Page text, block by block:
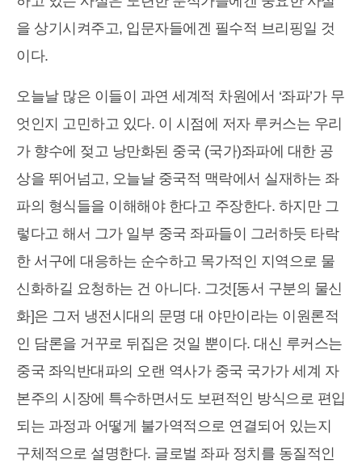
을 상기시켜주고, 입문자들에겐 필수적 브리핑일 것
이다.
오늘날 많은 이들이 과연 세계적 차원에서 ‘좌파’가 무
엇인지 고민하고 있다. 이 시점에 저자 루커스는 우리
가 향수에 젖고 낭만화된 중국 (국가)좌파에 대한 공
상을 뛰어넘고, 오늘날 중국적 맥락에서 실재하는 좌
파의 형식들을 이해해야 한다고 주장한다. 하지만 그
렇다고 해서 그가 일부 중국 좌파들이 그러하듯 타락
한 서구에 대응하는 순수하고 목가적인 지역으로 물
신화하길 요청하는 건 아니다. 그것[동서 구분의 물신
화]은 그저 냉전시대의 문명 대 야만이라는 이원론적
인 담론을 거꾸로 뒤집은 것일 뿐이다. 대신 루커스는
중국 좌익반대파의 오랜 역사가 중국 국가가 세계 자
본주의 시장에 특수하면서도 보편적인 방식으로 편입
되는 과정과 어떻게 불가역적으로 연결되어 있는지
구체적으로 설명한다. 글로벌 좌파 정치를 동질적인